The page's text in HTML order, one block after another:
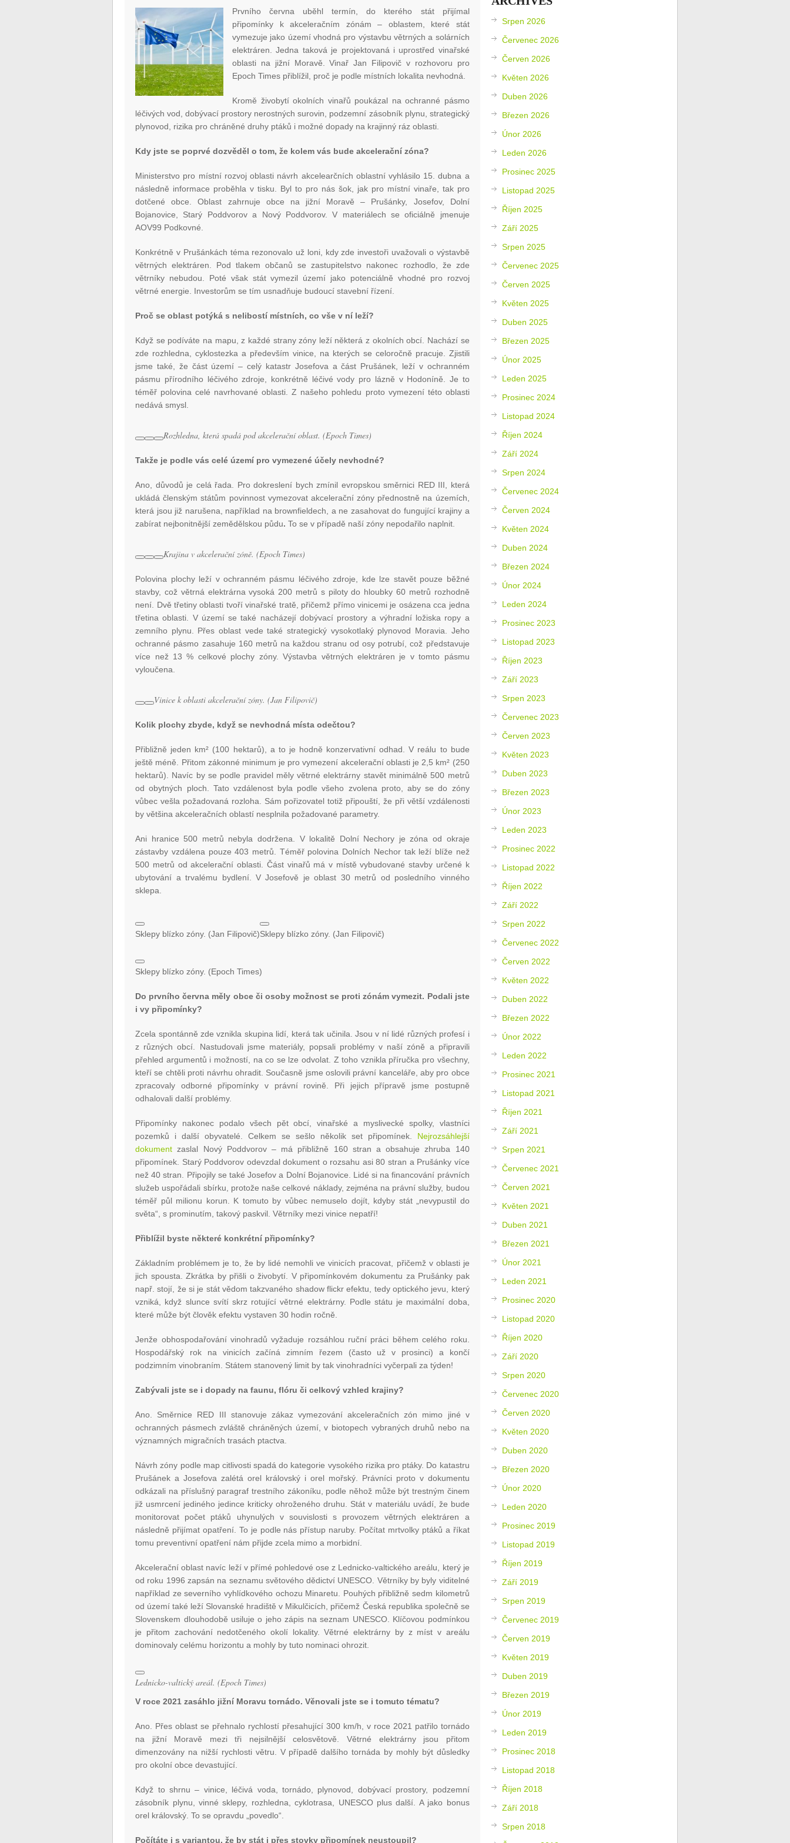
Prvního června uběhl termín, do kterého stát přijímal
připomínky k akceleračním zónám – oblastem, které stát
vymezuje jako území vhodná pro výstavbu větrných a solárních
elektráren. Jedna taková je projektovaná i uprostřed vinařské
oblasti na jižní Moravě. Vinař Jan Filipovič v rozhovoru pro
Epoch Times přiblížil, proč je podle místních lokalita nevhodná.
Kromě živobytí okolních vinařů poukázal na ochranné pásmo
léčivých vod, dobývací prostory nerostných surovin, podzemní zásobník plynu, strategický
plynovod, rizika pro chráněné druhy ptáků i možné dopady na krajinný ráz oblasti.
Kdy jste se poprvé dozvěděl o tom, že kolem vás bude akcelerační zóna?
Ministerstvo pro místní rozvoj oblasti návrh akcelearčních oblastní vyhlásilo 15. dubna a
následně informace proběhla v tisku. Byl to pro nás šok, jak pro místní vinaře, tak pro
dotčené obce. Oblast zahrnuje obce na jižní Moravě – Prušánky, Josefov, Dolní
Bojanovice, Starý Poddvorov a Nový Poddvorov. V materiálech se oficiálně jmenuje
AOV99 Podkovné.
Konkrétně v Prušánkách téma rezonovalo už loni, kdy zde investoři uvažovali o výstavbě
větrných elektráren. Pod tlakem občanů se zastupitelstvo nakonec rozhodlo, že zde
větrníky nebudou. Poté však stát vymezil území jako potenciálně vhodné pro rozvoj
větrné energie. Investorům se tím usnadňuje budoucí stavební řízení.
Proč se oblast potýká s nelibostí místních, co vše v ní leží?
Když se podíváte na mapu, z každé strany zóny leží některá z okolních obcí. Nachází se
zde rozhledna, cyklostezka a především vinice, na kterých se celoročně pracuje. Zjistili
jsme také, že část území – celý katastr Josefova a část Prušánek, leží v ochranném
pásmu přírodního léčivého zdroje, konkrétně léčivé vody pro lázně v Hodoníně. Je to
téměř polovina celé navrhované oblasti. Z našeho pohledu proto vymezení této oblasti
nedává smysl.
Rozhledna, která spadá pod akcelerační oblast. (Epoch Times)
Takže je podle vás celé území pro vymezené účely nevhodné?
Ano, důvodů je celá řada. Pro dokreslení bych zmínil evropskou směrnici RED III, která
ukládá členským státům povinnost vymezovat akcelerační zóny přednostně na územích,
která jsou již narušena, například na brownfieldech, a ne zasahovat do fungující krajiny a
zabírat nejbonitnější zemědělskou půdu. To se v případě naší zóny nepodařilo naplnit.
Krajina v akcelerační zóně. (Epoch Times)
Polovina plochy leží v ochranném pásmu léčivého zdroje, kde lze stavět pouze běžné
stavby, což větrná elektrárna vysoká 200 metrů s piloty do hloubky 60 metrů rozhodně
není. Dvě třetiny oblasti tvoří vinařské tratě, přičemž přímo vinicemi je osázena cca jedna
třetina oblasti. V území se také nacházejí dobývací prostory a výhradní ložiska ropy a
zemního plynu. Přes oblast vede také strategický vysokotlaký plynovod Moravia. Jeho
ochranné pásmo zasahuje 160 metrů na každou stranu od osy potrubí, což představuje
více než 13 % celkové plochy zóny. Výstavba větrných elektráren je v tomto pásmu
vyloučena.
Vinice k oblasti akcelerační zóny. (Jan Filipovič)
Kolik plochy zbyde, když se nevhodná místa odečtou?
Přibližně jeden km² (100 hektarů), a to je hodně konzervativní odhad. V reálu to bude
ještě méně. Přitom zákonné minimum je pro vymezení akcelerační oblasti je 2,5 km² (250
hektarů). Navíc by se podle pravidel měly větrné elektrárny stavět minimálně 500 metrů
od obytných ploch. Tato vzdálenost byla podle všeho zvolena proto, aby se do zóny
vůbec vešla požadovaná rozloha. Sám pořizovatel totiž připouští, že při větší vzdálenosti
by většina akceleračních oblastí nesplnila požadované parametry.
Ani hranice 500 metrů nebyla dodržena. V lokalitě Dolní Nechory je zóna od okraje
zástavby vzdálena pouze 403 metrů. Téměř polovina Dolních Nechor tak leží blíže než
500 metrů od akcelerační oblasti. Část vinařů má v místě vybudované stavby určené k
ubytování a trvalému bydlení. V Josefově je oblast 30 metrů od posledního vinného
sklepa.
Sklepy blízko zóny. (Jan Filipovič)Sklepy blízko zóny. (Jan Filipovič)
Sklepy blízko zóny. (Epoch Times)
Do prvního června měly obce či osoby možnost se proti zónám vymezit. Podali jste
i vy připomínky?
Zcela spontánně zde vznikla skupina lidí, která tak učinila. Jsou v ní lidé různých profesí i
z různých obcí. Nastudovali jsme materiály, popsali problémy v naší zóně a připravili
přehled argumentů i možností, na co se lze odvolat. Z toho vznikla příručka pro všechny,
kteří se chtěli proti návrhu ohradit. Současně jsme oslovili právní kanceláře, aby pro obce
zpracovaly odborné připomínky v právní rovině. Při jejich přípravě jsme postupně
odhalovali další problémy.
Připomínky nakonec podalo všech pět obcí, vinařské a myslivecké spolky, vlastníci
pozemků i další obyvatelé. Celkem se sešlo několik set připomínek. Nejrozsáhlejší
dokument zaslal Nový Poddvorov – má přibližně 160 stran a obsahuje zhruba 140
připomínek. Starý Poddvorov odevzdal dokument o rozsahu asi 80 stran a Prušánky více
než 40 stran. Připojily se také Josefov a Dolní Bojanovice. Lidé si na financování právních
služeb uspořádali sbírku, protože naše celkové náklady, zejména na právní služby, budou
téměř půl milionu korun. K tomuto by vůbec nemuselo dojít, kdyby stát „nevypustil do
světa“, s prominutím, takový paskvil. Větrníky mezi vinice nepatří!
Přiblížil byste některé konkrétní připomínky?
Základním problémem je to, že by lidé nemohli ve vinicích pracovat, přičemž v oblasti je
jich spousta. Zkrátka by přišli o živobytí. V připomínkovém dokumentu za Prušánky pak
např. stojí, že si je stát vědom takzvaného shadow flickr efektu, tedy optického jevu, který
vzniká, když slunce svítí skrz rotující větrné elektrárny. Podle státu je maximální doba,
které může být člověk efektu vystaven 30 hodin ročně.
Jenže obhospodařování vinohradů vyžaduje rozsáhlou ruční práci během celého roku.
Hospodářský rok na vinicích začíná zimním řezem (často už v prosinci) a končí
podzimním vinobraním. Státem stanovený limit by tak vinohradníci vyčerpali za týden!
Zabývali jste se i dopady na faunu, flóru či celkový vzhled krajiny?
Ano. Směrnice RED III stanovuje zákaz vymezování akceleračních zón mimo jiné v
ochranných pásmech zvláště chráněných území, v biotopech vybraných druhů nebo na
významných migračních trasách ptactva.
Návrh zóny podle map citlivosti spadá do kategorie vysokého rizika pro ptáky. Do katastru
Prušánek a Josefova zalétá orel královský i orel mořský. Právníci proto v dokumentu
odkázali na příslušný paragraf trestního zákoníku, podle něhož může být trestným činem
již usmrcení jediného jedince kriticky ohroženého druhu. Stát v materiálu uvádí, že bude
monitorovat počet ptáků uhynulých v souvislosti s provozem větrných elektráren a
následně přijímat opatření. To je podle nás přístup naruby. Počítat mrtvolky ptáků a říkat
tomu preventivní opatření nám přijde zcela mimo a morbidní.
Akcelerační oblast navíc leží v přímé pohledové ose z Lednicko-valtického areálu, který je
od roku 1996 zapsán na seznamu světového dědictví UNESCO. Větrníky by byly viditelné
například ze severního vyhlídkového ochozu Minaretu. Pouhých přibližně sedm kilometrů
od území také leží Slovanské hradiště v Mikulčicích, přičemž Česká republika společně se
Slovenskem dlouhodobě usiluje o jeho zápis na seznam UNESCO. Klíčovou podmínkou
je přitom zachování nedotčeného okolí lokality. Větrné elektrárny by z míst v areálu
dominovaly celému horizontu a mohly by tuto nominaci ohrozit.
Lednicko-valtický areál. (Epoch Times)
V roce 2021 zasáhlo jižní Moravu tornádo. Věnovali jste se i tomuto tématu?
Ano. Přes oblast se přehnalo rychlostí přesahující 300 km/h, v roce 2021 patřilo tornádo
na jižní Moravě mezi tři nejsilnější celosvětově. Větrné elektrárny jsou přitom
dimenzovány na nižší rychlosti větru. V případě dalšího tornáda by mohly být důsledky
pro okolní obce devastující.
Když to shrnu – vinice, léčivá voda, tornádo, plynovod, dobývací prostory, podzemní
zásobník plynu, vinné sklepy, rozhledna, cyklotrasa, UNESCO plus další. A jako bonus
orel královský. To se opravdu „povedlo“.
Počítáte i s variantou, že by stát i přes stovky připomínek neustoupil?
Srpen 2026
Červenec 2026
Červen 2026
Květen 2026
Duben 2026
Březen 2026
Únor 2026
Leden 2026
Prosinec 2025
Listopad 2025
Říjen 2025
Září 2025
Srpen 2025
Červenec 2025
Červen 2025
Květen 2025
Duben 2025
Březen 2025
Únor 2025
Leden 2025
Prosinec 2024
Listopad 2024
Říjen 2024
Září 2024
Srpen 2024
Červenec 2024
Červen 2024
Květen 2024
Duben 2024
Březen 2024
Únor 2024
Leden 2024
Prosinec 2023
Listopad 2023
Říjen 2023
Září 2023
Srpen 2023
Červenec 2023
Červen 2023
Květen 2023
Duben 2023
Březen 2023
Únor 2023
Leden 2023
Prosinec 2022
Listopad 2022
Říjen 2022
Září 2022
Srpen 2022
Červenec 2022
Červen 2022
Květen 2022
Duben 2022
Březen 2022
Únor 2022
Leden 2022
Prosinec 2021
Listopad 2021
Říjen 2021
Září 2021
Srpen 2021
Červenec 2021
Červen 2021
Květen 2021
Duben 2021
Březen 2021
Únor 2021
Leden 2021
Prosinec 2020
Listopad 2020
Říjen 2020
Září 2020
Srpen 2020
Červenec 2020
Červen 2020
Květen 2020
Duben 2020
Březen 2020
Únor 2020
Leden 2020
Prosinec 2019
Listopad 2019
Říjen 2019
Září 2019
Srpen 2019
Červenec 2019
Červen 2019
Květen 2019
Duben 2019
Březen 2019
Únor 2019
Leden 2019
Prosinec 2018
Listopad 2018
Říjen 2018
Září 2018
Srpen 2018